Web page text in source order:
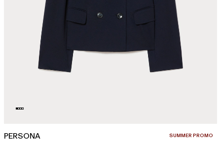
PERSONA CATÉGORIE:
SUMMER PROMO